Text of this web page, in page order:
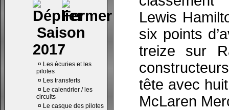
Saison
2017
¤ Les écuries et les
pilotes
¤ Les transferts
¤ Le calendrier / les
circuits
¤ Le casque des pilotes
Lewis
six points
treize sur
tête avec
McLaren